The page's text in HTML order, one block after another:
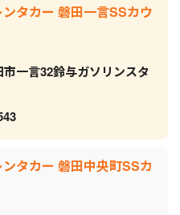
タカー 磐田一言SSカウ
一言32鈴与ガソリンスタ
タカー 磐田中央町SSカ